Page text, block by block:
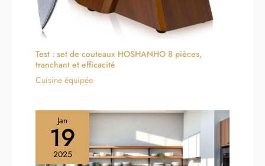
Test : set de couteaux HOSHANHO 8 pièces,
tranchant et efficacité
Cuisine équipée
Jan
19
2025